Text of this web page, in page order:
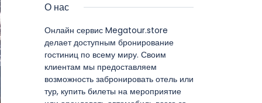
О нас
Онлайн сервис Megatour.store
делает доступным бронирование
гостиниц по всему миру. Своим
клиентам мы предоставляем
возможность забронировать отель или
тур, купить билеты на мероприятие